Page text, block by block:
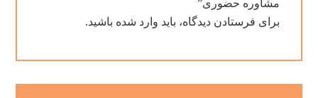
مشاوره حضوری”
برای فرستادن دیدگاه، باید وارد شده باشید.